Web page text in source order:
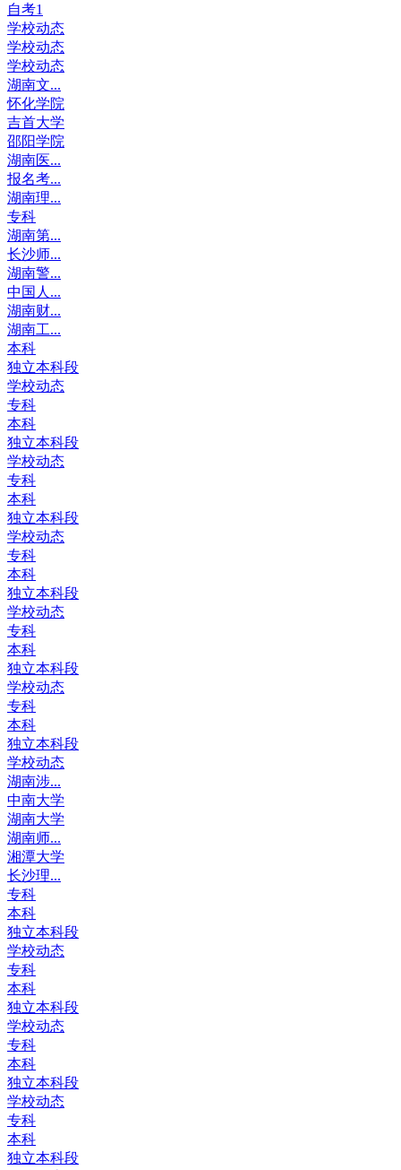
自考1
学校动态
学校动态
学校动态
湖南文...
怀化学院
吉首大学
邵阳学院
湖南医...
报名考...
湖南理...
专科
湖南第...
长沙师...
湖南警...
中国人...
湖南财...
湖南工...
本科
独立本科段
学校动态
专科
本科
独立本科段
学校动态
专科
本科
独立本科段
学校动态
专科
本科
独立本科段
学校动态
专科
本科
独立本科段
学校动态
专科
本科
独立本科段
学校动态
湖南涉...
中南大学
湖南大学
湖南师...
湘潭大学
长沙理...
专科
本科
独立本科段
学校动态
专科
本科
独立本科段
学校动态
专科
本科
独立本科段
学校动态
专科
本科
独立本科段